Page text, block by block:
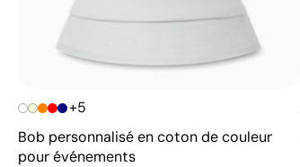
+5
Bob personnalisé en coton de couleur
pour événements